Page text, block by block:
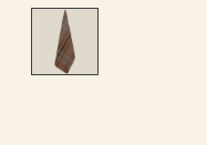
Product